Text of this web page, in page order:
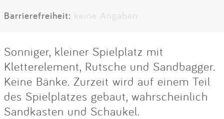
Barrierefreiheit: keine Angaben
Sonniger, kleiner Spielplatz mit
Kletterelement, Rutsche und Sandbagger.
Keine Bänke. Zurzeit wird auf einem Teil
des Spielplatzes gebaut, wahrscheinlich
Sandkasten und Schaukel.